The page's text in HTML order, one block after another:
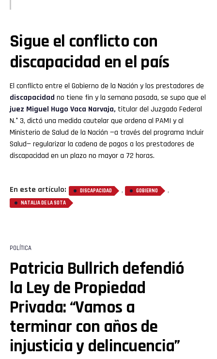
Sigue el conflicto con
discapacidad en el país
El conflicto entre el Gobierno de la Nación y los prestadores de
discapacidad no tiene fin y la semana pasada, se supo que el
juez Miguel Hugo Vaca Narvaja, titular del Juzgado Federal
N.° 3, dictó una medida cautelar que ordena al PAMI y al
Ministerio de Salud de la Nación —a través del programa Incluir
Salud— regularizar la cadena de pagos a los prestadores de
discapacidad en un plazo no mayor a 72 horas.
En este artículo: DISCAPACIDAD , GOBIERNO ,
NATALIA DE LA SOTA
POLÍTICA
Patricia Bullrich defendió
la Ley de Propiedad
Privada: “Vamos a
terminar con años de
injusticia y delincuencia”